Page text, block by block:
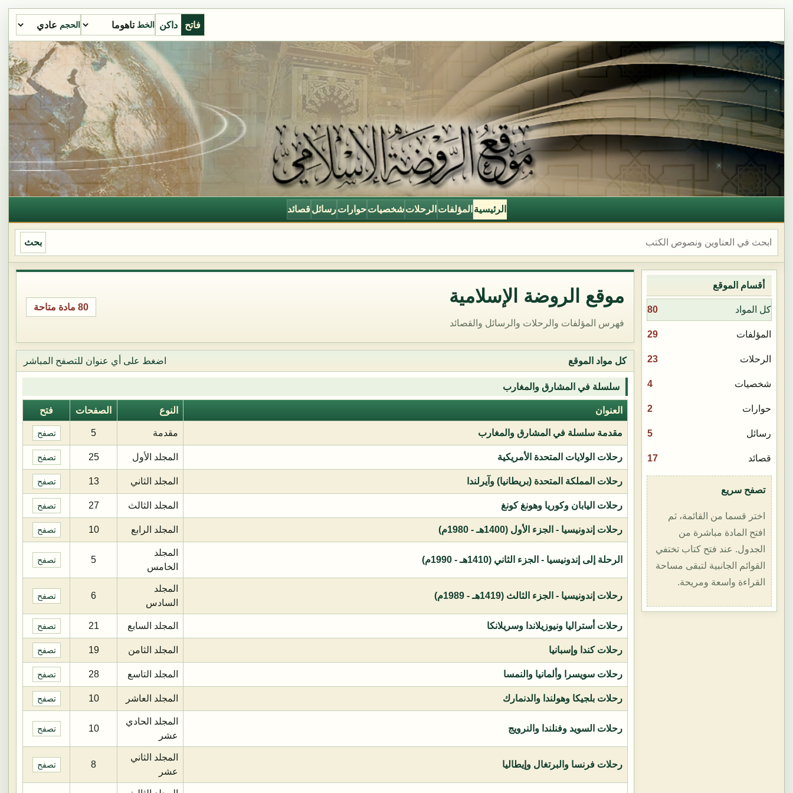
فاتح داكن الخط الحجم
الرئيسية المؤلفات الرحلات شخصيات حوارات رسائل قصائد
بحث
أقسام الموقع
كل المواد 80
المؤلفات 29
الرحلات 23
شخصيات 4
حوارات 2
رسائل 5
قصائد 17
تصفح سريع
اختر قسما من القائمة، ثم
افتح المادة مباشرة من
الجدول. عند فتح كتاب تختفي
القوائم الجانبية لتبقى مساحة
القراءة واسعة ومريحة.
موقع الروضة الإسلامية
فهرس المؤلفات والرحلات والرسائل والقصائد
80 مادة متاحة
كل مواد الموقع اضغط على أي عنوان للتصفح المباشر
سلسلة في المشارق والمغارب
العنوان النوع الصفحات فتح
مقدمة سلسلة في المشارق والمغارب مقدمة 5 تصفح
رحلات الولايات المتحدة الأمريكية المجلد الأول 25 تصفح
رحلات المملكة المتحدة (بريطانيا) وآيرلندا المجلد الثاني 13 تصفح
رحلات اليابان وكوريا وهونغ كونغ المجلد الثالث 27 تصفح
رحلات إندونيسيا - الجزء الأول (1400هـ - 1980م) المجلد الرابع 10 تصفح
الرحلة إلى إندونيسيا - الجزء الثاني (1410هـ - 1990م)
المجلد
الخامس
5 تصفح
رحلات إندونيسيا - الجزء الثالث (1419هـ - 1989م)
المجلد
السادس
6 تصفح
رحلات أستراليا ونيوزيلاندا وسريلانكا المجلد السابع 21 تصفح
رحلات كندا وإسبانيا المجلد الثامن 19 تصفح
رحلات سويسرا وألمانيا والنمسا المجلد التاسع 28 تصفح
رحلات بلجيكا وهولندا والدنمارك المجلد العاشر 10 تصفح
رحلات السويد وفنلندا والنرويج
المجلد الحادي
عشر
10 تصفح
رحلات فرنسا والبرتغال وإيطاليا
المجلد الثاني
عشر
8 تصفح